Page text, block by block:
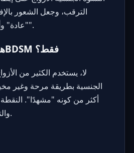
الترقب، وجعل الشعور
"عادة" وأكثر "تجربة مشتركة".
هل هو مخصص للBDSM فقط؟
لا، يستخدم الكثير من
الجنسية بطريقة مرحة وغير
أكثر من كونه "مشهدًا".
والتواصل، وليس الشدة.